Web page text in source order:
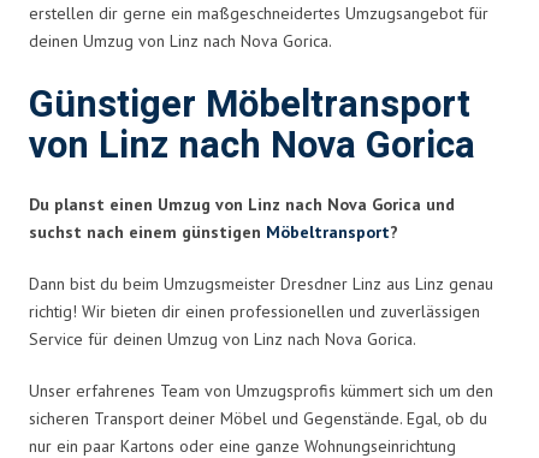
erstellen dir gerne ein maßgeschneidertes Umzugsangebot für
deinen Umzug von Linz nach Nova Gorica.
Günstiger Möbeltransport
von Linz nach Nova Gorica
Du planst einen Umzug von Linz nach Nova Gorica und
suchst nach einem günstigen Möbeltransport?
Dann bist du beim Umzugsmeister Dresdner Linz aus Linz genau
richtig! Wir bieten dir einen professionellen und zuverlässigen
Service für deinen Umzug von Linz nach Nova Gorica.
Unser erfahrenes Team von Umzugsprofis kümmert sich um den
sicheren Transport deiner Möbel und Gegenstände. Egal, ob du
nur ein paar Kartons oder eine ganze Wohnungseinrichtung